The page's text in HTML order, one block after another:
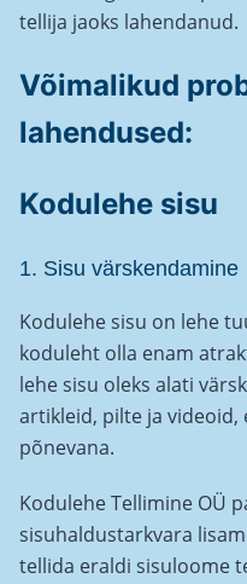
tellija jaoks lahendanud.
Võimalikud
lahendused:
Kodulehe sisu
1. Sisu värskendamine
Kodulehe sisu on lehe
koduleht olla enam
lehe sisu oleks alati
artikleid, pilte ja
põnevana.
Kodulehe Tellimine OÜ
sisuhaldustarkvara
tellida eraldi sisuloome